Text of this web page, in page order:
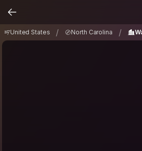
United States / North Carolina /